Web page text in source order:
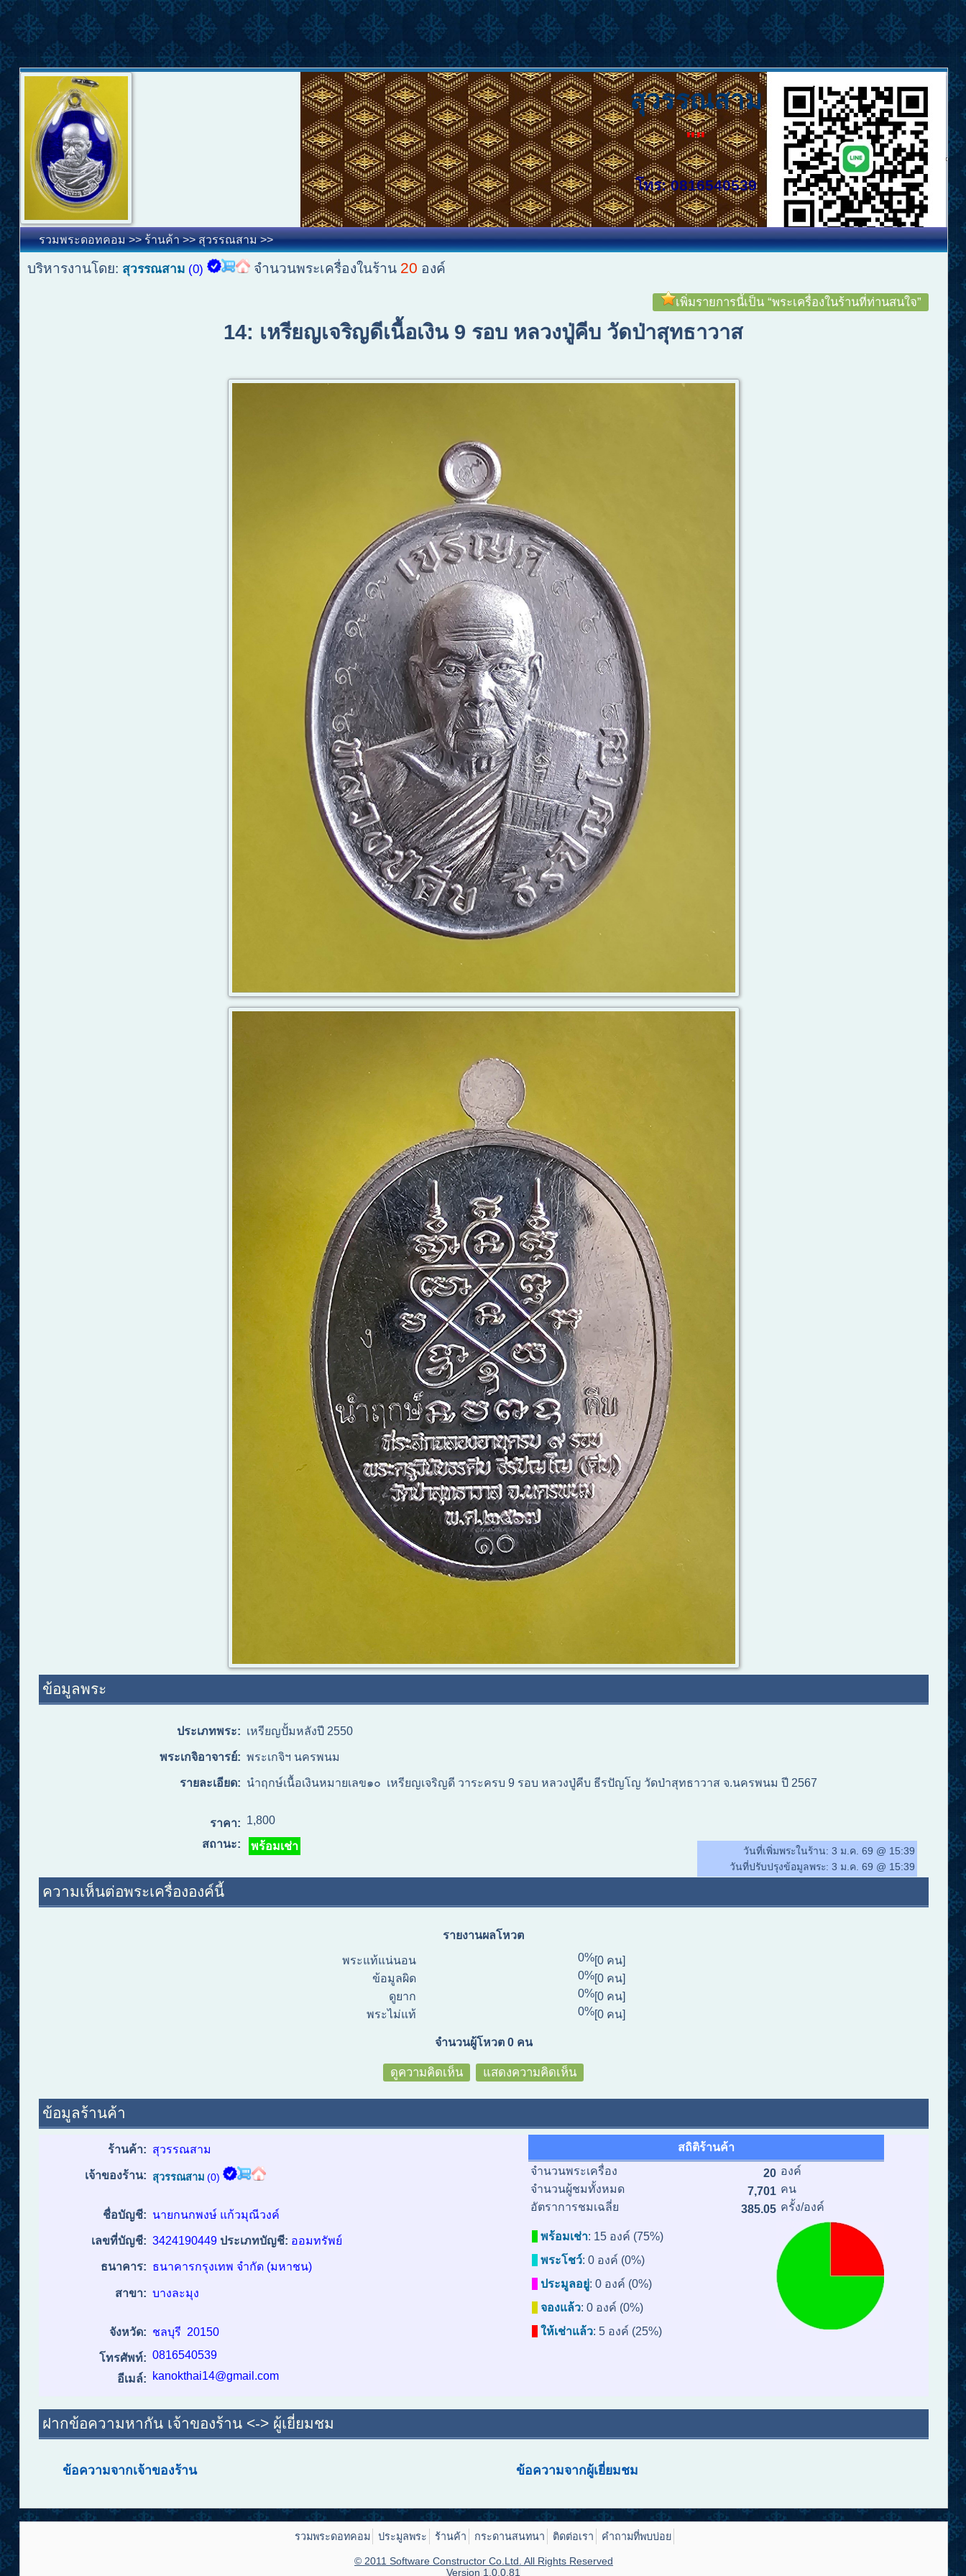
สุวรรณสาม
""
โทร: 0816540539
รวมพระดอทคอม>>ร้านค้า>>สุวรรณสาม>>
บริหารงานโดย: สุวรรณสาม (0) จำนวนพระเครื่องในร้าน 20 องค์
เพิ่มรายการนี้เป็น “พระเครื่องในร้านที่ท่านสนใจ”
14: เหรียญเจริญดีเนื้อเงิน 9 รอบ หลวงปู่คีบ วัดป่าสุทธาวาส
ข้อมูลพระ
ประเภทพระ: เหรียญปั้มหลังปี 2550
พระเกจิอาจารย์: พระเกจิฯ นครพนม
รายละเอียด: นำฤกษ์เนื้อเงินหมายเลข๑๐ เหรียญเจริญดี วาระครบ 9 รอบ หลวงปู่คีบ ธีรปัญโญ วัดป่าสุทธาวาส จ.นครพนม ปี 2567
ราคา: 1,800
สถานะ:
พร้อมเช่า วันที่เพิ่มพระในร้าน:3 ม.ค. 69 @ 15:39
วันที่ปรับปรุงข้อมูลพระ:3 ม.ค. 69 @ 15:39
ความเห็นต่อพระเครื่ององค์นี้
รายงานผลโหวต
พระแท้แน่นอน 0%[0 คน]
ข้อมูลผิด
0%[0 คน]
ดูยาก
0%[0 คน]
พระไม่แท้
0%[0 คน]
จำนวนผู้โหวต 0 คน
ดูความคิดเห็น แสดงความคิดเห็น
ข้อมูลร้านค้า
ร้านค้า: สุวรรณสาม
เจ้าของร้าน: สุวรรณสาม (0)
ชื่อบัญชี: นายกนกพงษ์ แก้วมุณีวงค์
เลขที่บัญชี: 3424190449 ประเภทบัญชี: ออมทรัพย์
ธนาคาร: ธนาคารกรุงเทพ จำกัด (มหาชน)
สาขา: บางละมุง
จังหวัด: ชลบุรี 20150
โทรศัพท์: 0816540539
อีเมล์:
kanokthai14@gmail.com
สถิติร้านค้า
จำนวนพระเครื่อง
20 องค์
จำนวนผู้ชมทั้งหมด
7,701 คน
อัตราการชมเฉลี่ย
385.05 ครั้ง/องค์
พร้อมเช่า: 15 องค์ (75%)
พระโชว์: 0 องค์ (0%)
ประมูลอยู่: 0 องค์ (0%)
จองแล้ว: 0 องค์ (0%)
ให้เช่าแล้ว: 5 องค์ (25%)
ฝากข้อความหากัน เจ้าของร้าน <-> ผู้เยี่ยมชม
ข้อความจากเจ้าของร้าน ข้อความจากผู้เยี่ยมชม
รวมพระดอทคอม ประมูลพระ ร้านค้า กระดานสนทนา ติดต่อเรา คำถามที่พบบ่อย
© 2011 Software Constructor Co.Ltd. All Rights Reserved
Version 1.0.0.81